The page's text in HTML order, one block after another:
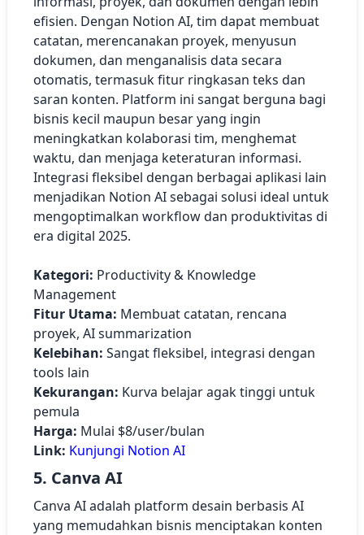
efisien. Dengan Notion AI, tim dapat membuat
catatan, merencanakan proyek, menyusun
dokumen, dan menganalisis data secara
otomatis, termasuk fitur ringkasan teks dan
saran konten. Platform ini sangat berguna bagi
bisnis kecil maupun besar yang ingin
meningkatkan kolaborasi tim, menghemat
waktu, dan menjaga keteraturan informasi.
Integrasi fleksibel dengan berbagai aplikasi lain
menjadikan Notion AI sebagai solusi ideal untuk
mengoptimalkan workflow dan produktivitas di
era digital 2025.
Kategori: Productivity & Knowledge
Management
Fitur Utama: Membuat catatan, rencana
proyek, AI summarization
Kelebihan: Sangat fleksibel, integrasi dengan
tools lain
Kekurangan: Kurva belajar agak tinggi untuk
pemula
Harga: Mulai $8/user/bulan
Link: Kunjungi Notion AI
5. Canva AI
Canva AI adalah platform desain berbasis AI
yang memudahkan bisnis menciptakan konten